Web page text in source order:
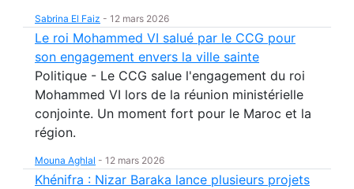
Sabrina El Faiz - 12 mars 2026
Le roi Mohammed VI salué par le CCG pour
son engagement envers la ville sainte
Politique - Le CCG salue l'engagement du roi
Mohammed VI lors de la réunion ministérielle
conjointe. Un moment fort pour le Maroc et la
région.
Mouna Aghlal - 12 mars 2026
Khénifra : Nizar Baraka lance plusieurs projets